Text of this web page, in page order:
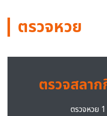
ตรวจหวย
ตรวจสลา
ตรวจหวย